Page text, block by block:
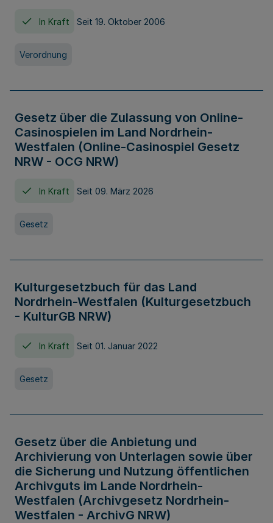
In Kraft Seit 19. Oktober 2006
Verordnung
Gesetz über die Zulassung von Online-
Casinospielen im Land Nordrhein-
Westfalen (Online-Casinospiel Gesetz
NRW - OCG NRW)
In Kraft Seit 09. März 2026
Gesetz
Kulturgesetzbuch für das Land
Nordrhein-Westfalen (Kulturgesetzbuch
- KulturGB NRW)
In Kraft Seit 01. Januar 2022
Gesetz
Gesetz über die Anbietung und
Archivierung von Unterlagen sowie über
die Sicherung und Nutzung öffentlichen
Archivguts im Lande Nordrhein-
Westfalen (Archivgesetz Nordrhein-
Westfalen - ArchivG NRW)